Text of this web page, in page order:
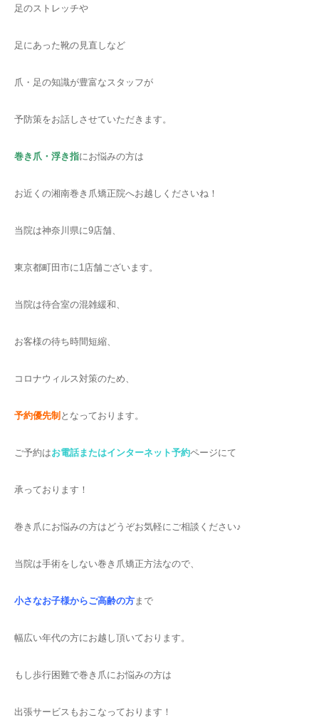
足のストレッチや
足にあった靴の見直しなど
爪・足の知識が豊富なスタッフが
予防策をお話しさせていただきます。
巻き爪・浮き指にお悩みの方は
お近くの湘南巻き爪矯正院へお越しくださいね！
当院は神奈川県に9店舗、
東京都町田市に1店舗ございます。
当院は待合室の混雑緩和、
お客様の待ち時間短縮、
コロナウィルス対策のため、
予約優先制 となっております。
ご予約はお電話またはインターネット予約ページにて
承っております！
巻き爪にお悩みの方はどうぞお気軽にご相談ください♪
当院は手術をしない巻き爪矯正方法なので、
小さなお子様からご高齢の方 まで
幅広い年代の方にお越し頂いております。
もし歩行困難で巻き爪にお悩みの方は
出張サービスもおこなっております！